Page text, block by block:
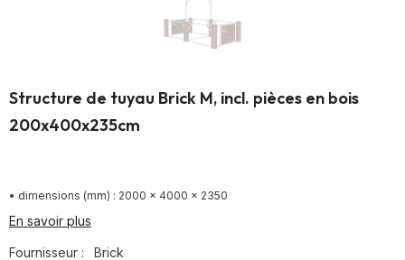
Structure de tuyau Brick M, incl. pièces en bois
200x400x235cm
• dimensions (mm) : 2000 x 4000 x 2350
En savoir plus
Fournisseur :
Brick